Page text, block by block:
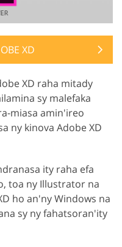
XD
XD raha mitady
sy malefaka
miasa amin'ireo
ny kinova Adobe XD
ity raha efa
toa ny Illustrator na
ho an'ny Windows na
sy ny fahatsoran'ity